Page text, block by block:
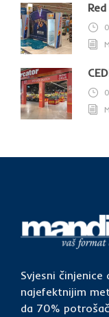
Svjesni činjenice
najefektnijim
da 70%